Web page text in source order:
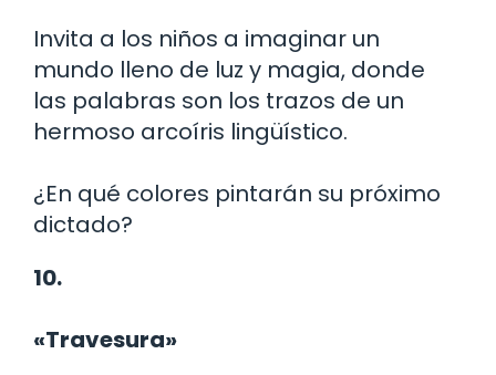
Invita a los niños a imaginar un
mundo lleno de luz y magia, donde
las palabras son los trazos de un
hermoso arcoíris lingüístico.
¿En qué colores pintarán su próximo
dictado?
10.
«Travesura»